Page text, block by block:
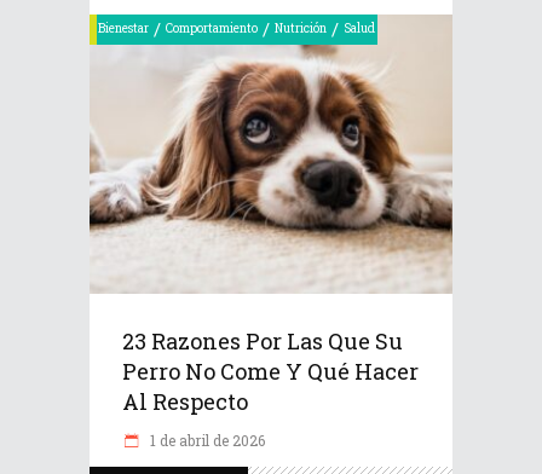
Bienestar / Comportamiento / Nutrición / Salud
23 Razones Por Las Que Su
Perro No Come Y Qué Hacer
Al Respecto
1 de abril de 2026